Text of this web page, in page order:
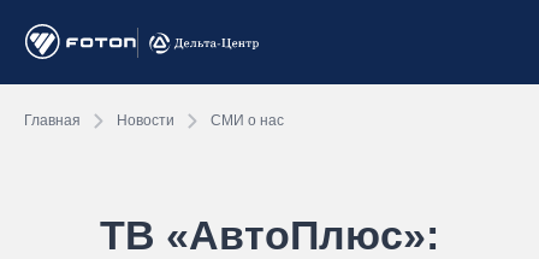
Главная Новости СМИ о нас
ТВ «АвтоПлюс»: